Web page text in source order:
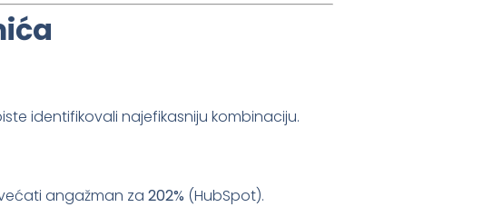
identifikovali najefikasniju kombinaciju.
angažman za 202% (HubSpot).